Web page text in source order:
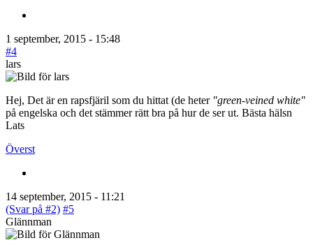
1 september, 2015 - 15:48
#4
lars
Hej, Det är en rapsfjäril som du hittat (de heter "green-veined white"
på engelska och det stämmer rätt bra på hur de ser ut. Bästa hälsn
Lats
Överst
14 september, 2015 - 11:21
(Svar på #2) #5
Glännman